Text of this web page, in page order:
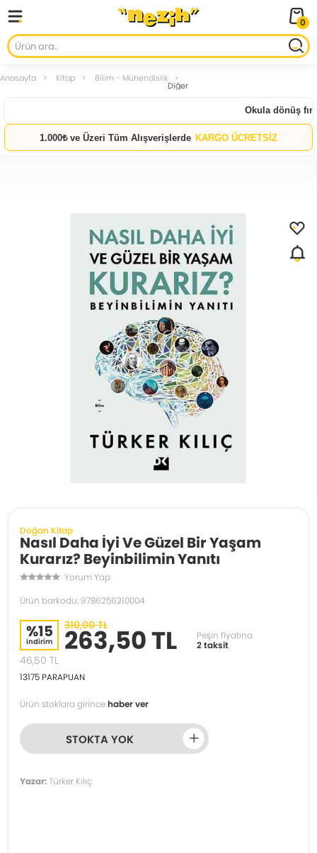
0
Anasayfa Kitap Bilim - Mühendislik
Diğer
Okula dönüş
1.000₺ ve Üzeri Tüm Alışverişlerde KARGO ÜCRETSİZ
Doğan Kitap
Nasıl Daha İyi Ve Güzel Bir Yaşam
Kurarız? Beyinbilimin Yanıtı
Yorum Yap
Ürün barkodu: 9786256210004
%15
indirim
310,00 TL
263,50 TL
Peşin fiyatına
2 taksit
46,50 TL
13175 PARAPUAN
Ürün stoklara girincehaber ver
STOKTA YOK
Yazar:Türker Kılıç